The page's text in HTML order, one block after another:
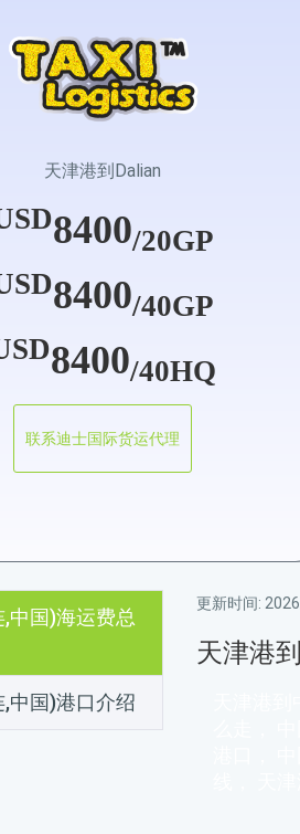
天津港到Dalian
8400/20GP
8400/40GP
8400/40HQ
联系迪士国际货运代理
中国)海运费总
,中国)港口介绍
更新时间:
天津港